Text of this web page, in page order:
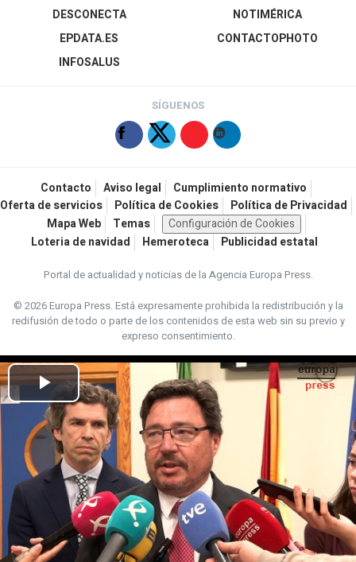
DESCONECTA
EPDATA.ES
INFOSALUS
NOTIMÉRICA
CONTACTOPHOTO
SÍGUENOS
Contacto Aviso legal
Cumplimiento normativo
Oferta de servicios
Política de Cookies
Política de Privacidad
Mapa Web
Temas
Configuración de Cookies
Loteria de navidad
Hemeroteca Publicidad estatal
Portal de actualidad y noticias de la Agencia Europa Press.
© 2026 Europa Press.Está expresamente prohibida la redistribución y la
redifusión de todo o parte de los contenidos de esta web sin su previo y
expreso consentimiento.